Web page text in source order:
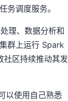
务调度服务。
理、数据分析和
群上运行 Spark
区持续推动其发
以使用自己熟悉